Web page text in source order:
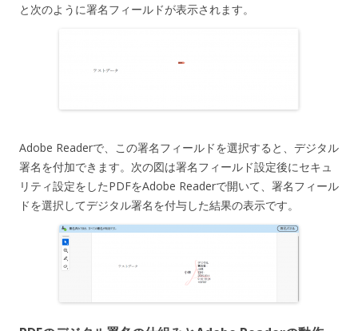
と次のように署名フィールドが表示されます。
Adobe Readerで、この署名フィールドを選択すると、デジタル
署名を付加できます。次の図は署名フィールド設定後にセキュ
リティ設定をしたPDFをAdobe Readerで開いて、署名フィール
ドを選択してデジタル署名を付与した結果の表示です。